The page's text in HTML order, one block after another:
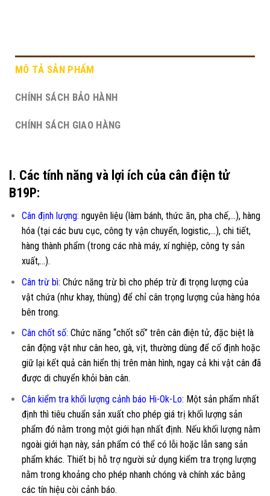
MÔ TẢ SẢN PHẨM
CHÍNH SÁCH BẢO HÀNH
CHÍNH SÁCH GIAO HÀNG
I. Các tính năng và lợi ích của cân điện tử
B19P:
Cân định lượng: nguyên liệu (làm bánh, thức ăn, pha chế,…), hàng
hóa (tại các bưu cục, công ty vận chuyển, logistic,…), chi tiết,
hàng thành phẩm (trong các nhà máy, xí nghiệp, công ty sản
xuất,…).
Cân trừ bì: Chức năng trừ bì cho phép trừ đi trọng lượng của
vật chứa (như khay, thùng) để chỉ cân trọng lượng của hàng hóa
bên trong.
Cân chốt số: Chức năng “chốt số” trên cân điện tử, đặc biệt là
cân động vật như cân heo, gà, vịt, thường dùng để cố định hoặc
giữ lại kết quả cân hiển thị trên màn hình, ngay cả khi vật cân đã
được di chuyển khỏi bàn cân.
Cân kiểm tra khối lượng cảnh báo Hi-Ok-Lo: Một sản phẩm nhất
định thì tiêu chuẩn sản xuất cho phép giá trị khối lượng sản
phẩm đó nằm trong một giới hạn nhất định. Nếu khối lượng nằm
ngoài giới hạn này, sản phẩm có thể có lỗi hoặc lẫn sang sản
phẩm khác. Thiết bị hỗ trợ người sử dụng kiểm tra trọng lượng
nằm trong khoảng cho phép nhanh chóng và chính xác bằng
các tín hiệu còi cảnh báo.